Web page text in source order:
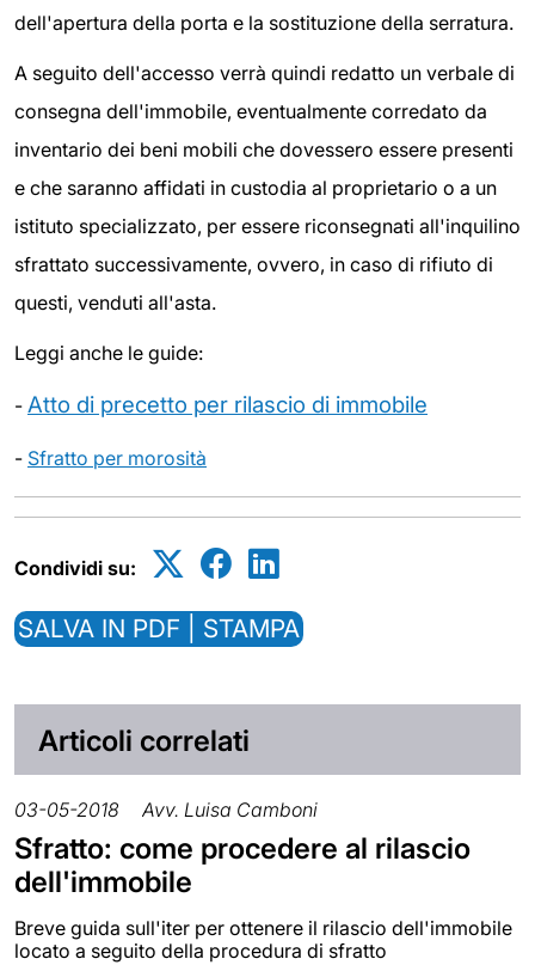
dell'apertura della porta e la sostituzione della serratura.
A seguito dell'accesso verrà quindi redatto un verbale di
consegna dell'immobile, eventualmente corredato da
inventario dei beni mobili che dovessero essere presenti
e che saranno affidati in custodia al proprietario o a un
istituto specializzato, per essere riconsegnati all'inquilino
sfrattato successivamente, ovvero, in caso di rifiuto di
questi, venduti all'asta.
Leggi anche le guide:
- Atto di precetto per rilascio di immobile
- Sfratto per morosità
Condividi su:
SALVA IN PDF | STAMPA
Articoli correlati
03-05-2018 Avv. Luisa Camboni
Sfratto: come procedere al rilascio
dell'immobile
Breve guida sull'iter per ottenere il rilascio dell'immobile
locato a seguito della procedura di sfratto